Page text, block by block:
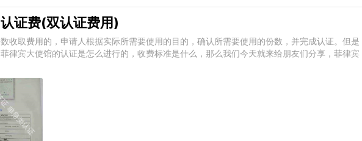
证费(双认证费用)
收取费用的，申请人根据实际所需要使用的目的，确认所需要使用的份数，并完成认证。但是
律宾大使馆的认证是怎么进行的，收费标准是什么，那么我们今天就来给朋友们分享，菲律宾